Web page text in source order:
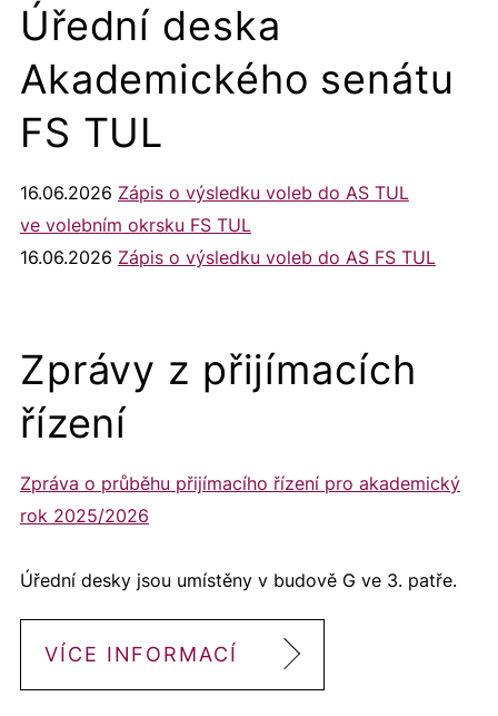
Úřední deska
Akademického senátu
FS TUL
16.06.2026 Zápis o výsledku voleb do AS TUL
ve volebním okrsku FS TUL
16.06.2026 Zápis o výsledku voleb do AS FS TUL
Zprávy z přijímacích
řízení
Zpráva o průběhu přijímacího řízení pro akademický
rok 2025/2026
Úřední desky jsou umístěny v budově G ve 3. patře.
VÍCE INFORMACÍ